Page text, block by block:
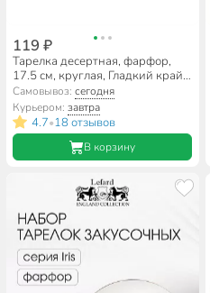
119 ₽
Тарелка десертная, фарфор,
17.5 см, круглая, Гладкий край
Гуси, Дулевский фарфор,
101932/128132
Самовывоз:сегодня
Курьером:завтра
4.7•18 отзывов
В корзину